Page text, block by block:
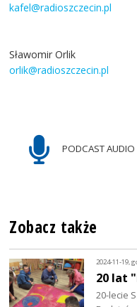
kafel@radioszczecin.pl
Sławomir Orlik
orlik@radioszczecin.pl
PODCAST AUDIO
Zobacz także
2024-11-19,
20 lat
20-lecie